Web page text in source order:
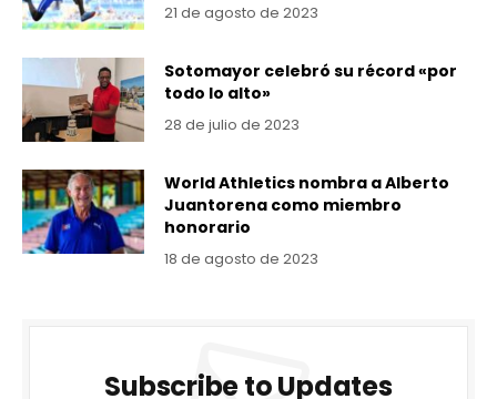
21 de agosto de 2023
Sotomayor celebró su récord «por
todo lo alto»
28 de julio de 2023
World Athletics nombra a Alberto
Juantorena como miembro
honorario
18 de agosto de 2023
Subscribe to Updates